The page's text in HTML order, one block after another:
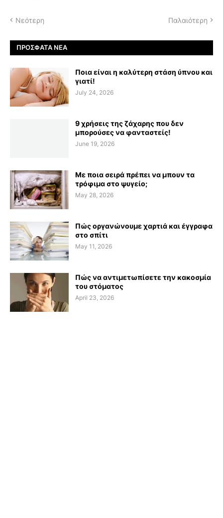
Νεότερη Παλαιότερη
ΠΡΌΣΦΑΤΑ ΝΈΑ
Ποια είναι η καλύτερη στάση ύπνου και
γιατί!
July 24, 2026
9 χρήσεις της ζάχαρης που δεν
μπορούσες να φανταστείς!
June 19, 2026
Με ποια σειρά πρέπει να μπουν τα
τρόφιμα στο ψυγείο;
May 28, 2026
Πώς οργανώνουμε χαρτιά και έγγραφα
στο σπίτι
May 11, 2026
Πώς να αντιμετωπίσετε την κακοσμία
του στόματος
April 23, 2026